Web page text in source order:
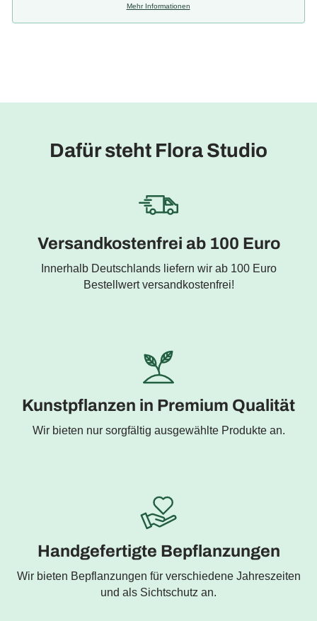
Mehr Informationen
Dafür steht Flora Studio
Versandkostenfrei ab 100 Euro
Innerhalb Deutschlands liefern wir ab 100 Euro
Bestellwert versandkostenfrei!
Kunstpflanzen in Premium Qualität
Wir bieten nur sorgfältig ausgewählte Produkte an.
Handgefertigte Bepflanzungen
Wir bieten Bepflanzungen für verschiedene Jahreszeiten
und als Sichtschutz an.